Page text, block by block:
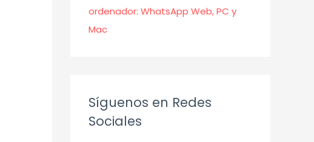
ordenador: WhatsApp Web, PC y
Mac
Síguenos en Redes
Sociales